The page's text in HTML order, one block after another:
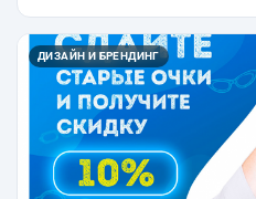
ДИЗАЙН И БРЕНДИНГ